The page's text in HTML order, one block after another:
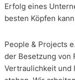
Erfolg eines
besten Köpfen
People & Projects
der Besetzung von
Vertraulichkeit und